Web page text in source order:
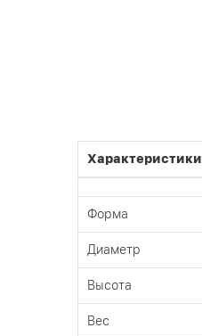
Характеристики
Форма
Диаметр
Высота
Вес